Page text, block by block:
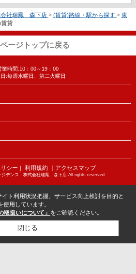
会社瑞鳳 森下店 > (賃貸)路線・駅から探す > 東
貸
ページトップに戻る
業時間:10：00～19：00
:毎週水曜日、第二火曜日
シー ｜ 利用規約 ｜アクセスマップ
ジデンス 株式会社瑞鳳 森下店 All rights reserved.
ト利用状況把握、サービス向上検討を目的と
用しています。
取扱いについて」 をご確認ください。
閉じる